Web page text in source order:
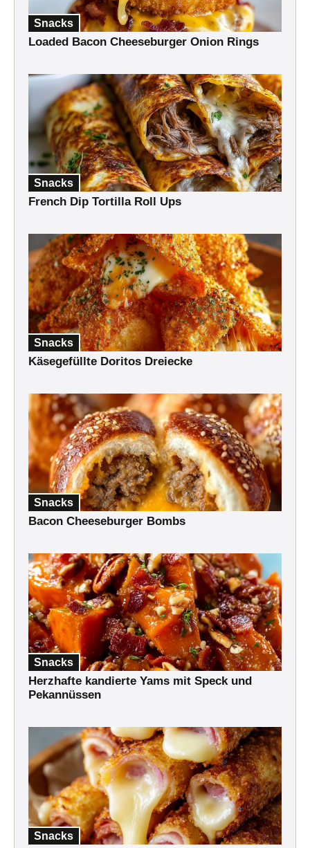
Snacks
Loaded Bacon Cheeseburger Onion Rings
Snacks
French Dip Tortilla Roll Ups
Snacks
Käsegefüllte Doritos Dreiecke
Snacks
Bacon Cheeseburger Bombs
Snacks
Herzhafte kandierte Yams mit Speck und
Pekannüssen
Snacks